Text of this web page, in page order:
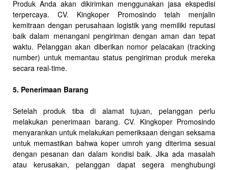
Produk Anda akan dikirimkan menggunakan jasa ekspedisi
terpercaya. CV. Kingkoper Promosindo telah menjalin
kemitraan dengan perusahaan logistik yang memiliki reputasi
baik dalam menangani pengiriman dengan aman dan tepat
waktu. Pelanggan akan diberikan nomor pelacakan (tracking
number) untuk memantau status pengiriman produk mereka
secara real-time.
5. Penerimaan Barang
Setelah produk tiba di alamat tujuan, pelanggan perlu
melakukan penerimaan barang. CV. Kingkoper Promosindo
menyarankan untuk melakukan pemeriksaan dengan seksama
untuk memastikan bahwa koper umroh yang diterima sesuai
dengan pesanan dan dalam kondisi baik. Jika ada masalah
atau kerusakan, pelanggan dapat segera menghubungi